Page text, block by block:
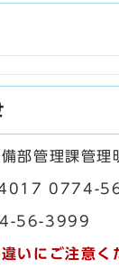
部管理課管理
0774-
56-3999
いにご注意く